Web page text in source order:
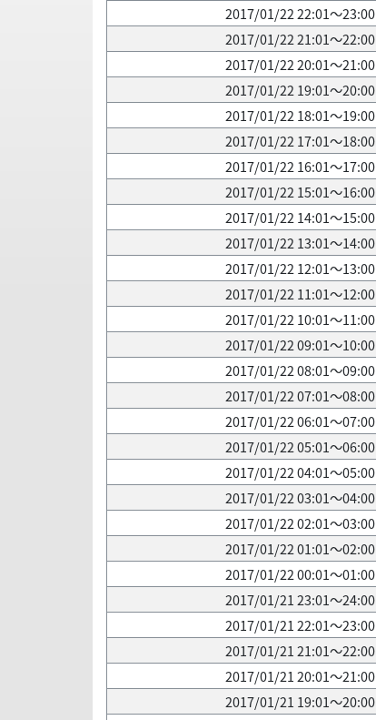
2017/01/22 22:01～23:00
2017/01/22 21:01～22:00
2017/01/22 20:01～21:00
2017/01/22 19:01～20:00
2017/01/22 18:01～19:00
2017/01/22 17:01～18:00
2017/01/22 16:01～17:00
2017/01/22 15:01～16:00
2017/01/22 14:01～15:00
2017/01/22 13:01～14:00
2017/01/22 12:01～13:00
2017/01/22 11:01～12:00
2017/01/22 10:01～11:00
2017/01/22 09:01～10:00
2017/01/22 08:01～09:00
2017/01/22 07:01～08:00
2017/01/22 06:01～07:00
2017/01/22 05:01～06:00
2017/01/22 04:01～05:00
2017/01/22 03:01～04:00
2017/01/22 02:01～03:00
2017/01/22 01:01～02:00
2017/01/22 00:01～01:00
2017/01/21 23:01～24:00
2017/01/21 22:01～23:00
2017/01/21 21:01～22:00
2017/01/21 20:01～21:00
2017/01/21 19:01～20:00